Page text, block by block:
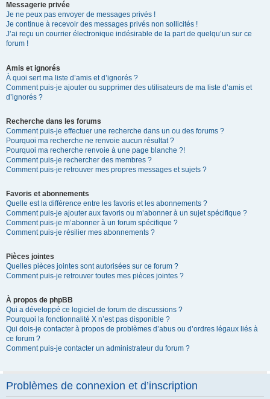
Messagerie privée
Je ne peux pas envoyer de messages privés !
Je continue à recevoir des messages privés non sollicités !
J’ai reçu un courrier électronique indésirable de la part de quelqu’un sur ce
forum !
Amis et ignorés
À quoi sert ma liste d’amis et d’ignorés ?
Comment puis-je ajouter ou supprimer des utilisateurs de ma liste d’amis et
d’ignorés ?
Recherche dans les forums
Comment puis-je effectuer une recherche dans un ou des forums ?
Pourquoi ma recherche ne renvoie aucun résultat ?
Pourquoi ma recherche renvoie à une page blanche ?!
Comment puis-je rechercher des membres ?
Comment puis-je retrouver mes propres messages et sujets ?
Favoris et abonnements
Quelle est la différence entre les favoris et les abonnements ?
Comment puis-je ajouter aux favoris ou m’abonner à un sujet spécifique ?
Comment puis-je m’abonner à un forum spécifique ?
Comment puis-je résilier mes abonnements ?
Pièces jointes
Quelles pièces jointes sont autorisées sur ce forum ?
Comment puis-je retrouver toutes mes pièces jointes ?
À propos de phpBB
Qui a développé ce logiciel de forum de discussions ?
Pourquoi la fonctionnalité X n’est pas disponible ?
Qui dois-je contacter à propos de problèmes d’abus ou d’ordres légaux liés à
ce forum ?
Comment puis-je contacter un administrateur du forum ?
Problèmes de connexion et d’inscription